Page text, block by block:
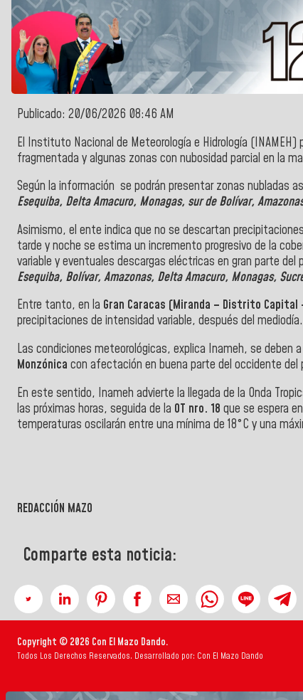
Publicado: 20/06/2026 08:46 AM
El Instituto Nacional de Meteorología e Hidrología
fragmentada y algunas zonas con nubosidad parcial en la
Según la información se podrán presentar zonas nubladas
Esequiba, Delta Amacuro, Monagas, sur de Bolívar,
Asimismo, el ente indica que no se descartan
tarde y noche se estima un incremento progresivo de la
variable y eventuales descargas eléctricas en gran parte
Esequiba, Bolívar, Amazonas, Delta Amacuro, Monagas,
Entre tanto, en la Gran Caracas (Miranda – Distrito Capital
precipitaciones de intensidad variable, después del mediodía.
Las condiciones meteorológicas, explica Inameh, se deben
Monzónica con afectación en buena parte del occidente del
En este sentido, Inameh advierte la llegada de la Onda
las próximas horas, seguida de la OT nro. 18 que se espera
temperaturas oscilarán entre una mínima de 18°C ​​y una
REDACCIÓN MAZO
Comparte esta noticia:
Copyright © 2026 Con El Mazo Dando.
Todos Los Derechos Reservados. Desarrollado por: Con El Mazo Dando